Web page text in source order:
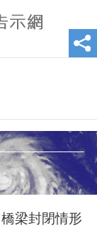
梁封閉情形